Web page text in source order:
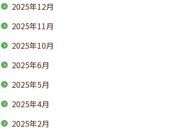
2025年12月
2025年11月
2025年10月
2025年6月
2025年5月
2025年4月
2025年2月